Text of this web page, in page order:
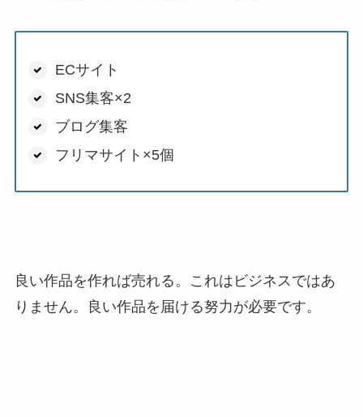
ECサイト
SNS集客×2
ブログ集客
フリマサイト×5個
良い作品を作れば売れる。これはビジネスではあ
りません。良い作品を届ける努力が必要です。